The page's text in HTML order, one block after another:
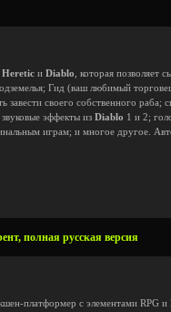
Heretic и Diablo , которая позволяет
Гид (ваш любимый
завести своего собственного раба;
эффекты из Diablo 1 и 2;
играм; и многое другое.
полная русская версия
платформер с элементами RPG и